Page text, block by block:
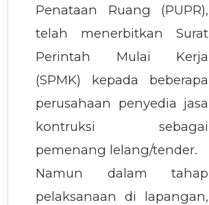
Penataan Ruang (PUPR),
telah menerbitkan Surat
Perintah Mulai Kerja
(SPMK) kepada beberapa
perusahaan penyedia jasa
kontruksi sebagai
pemenang lelang/tender.
Namun dalam tahap
pelaksanaan di lapangan,